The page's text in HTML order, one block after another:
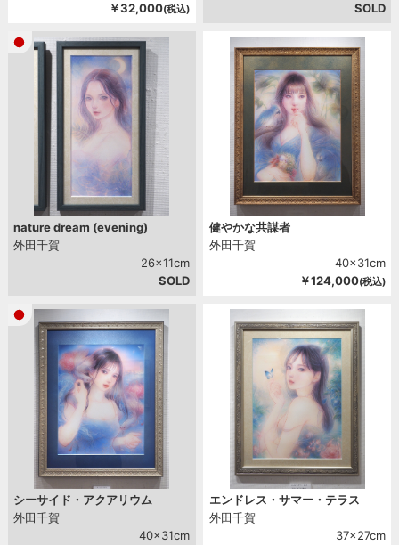
￥32,000(税込)
SOLD
nature dream (evening)
外田千賀
26x11cm
SOLD
健やかな共謀者
外田千賀
40x31cm
￥124,000(税込)
シーサイド・アクアリウム
外田千賀
40x31cm
エンドレス・サマー・テラス
外田千賀
37x27cm